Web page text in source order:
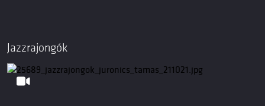
Jazzrajongók